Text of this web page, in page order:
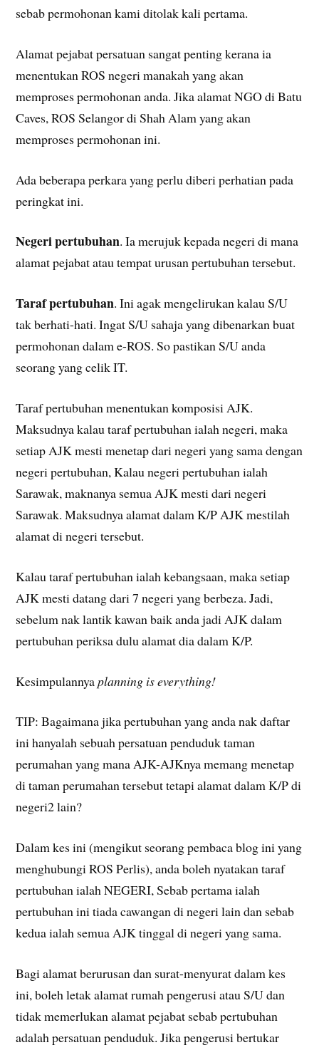
sebab permohonan kami ditolak kali pertama.
Alamat pejabat persatuan sangat penting kerana ia
menentukan ROS negeri manakah yang akan
memproses permohonan anda. Jika alamat NGO di Batu
Caves, ROS Selangor di Shah Alam yang akan
memproses permohonan ini.
Ada beberapa perkara yang perlu diberi perhatian pada
peringkat ini.
Negeri pertubuhan. Ia merujuk kepada negeri di mana
alamat pejabat atau tempat urusan pertubuhan tersebut.
Taraf pertubuhan. Ini agak mengelirukan kalau S/U
tak berhati-hati. Ingat S/U sahaja yang dibenarkan buat
permohonan dalam e-ROS. So pastikan S/U anda
seorang yang celik IT.
Taraf pertubuhan menentukan komposisi AJK.
Maksudnya kalau taraf pertubuhan ialah negeri, maka
setiap AJK mesti menetap dari negeri yang sama dengan
negeri pertubuhan, Kalau negeri pertubuhan ialah
Sarawak, maknanya semua AJK mesti dari negeri
Sarawak. Maksudnya alamat dalam K/P AJK mestilah
alamat di negeri tersebut.
Kalau taraf pertubuhan ialah kebangsaan, maka setiap
AJK mesti datang dari 7 negeri yang berbeza. Jadi,
sebelum nak lantik kawan baik anda jadi AJK dalam
pertubuhan periksa dulu alamat dia dalam K/P.
Kesimpulannyaplanning is everything!
TIP: Bagaimana jika pertubuhan yang anda nak daftar
ini hanyalah sebuah persatuan penduduk taman
perumahan yang mana AJK-AJKnya memang menetap
di taman perumahan tersebut tetapi alamat dalam K/P di
negeri2 lain?
Dalam kes ini (mengikut seorang pembaca blog ini yang
menghubungi ROS Perlis), anda boleh nyatakan taraf
pertubuhan ialah NEGERI, Sebab pertama ialah
pertubuhan ini tiada cawangan di negeri lain dan sebab
kedua ialah semua AJK tinggal di negeri yang sama.
Bagi alamat berurusan dan surat-menyurat dalam kes
ini, boleh letak alamat rumah pengerusi atau S/U dan
tidak memerlukan alamat pejabat sebab pertubuhan
adalah persatuan penduduk. Jika pengerusi bertukar